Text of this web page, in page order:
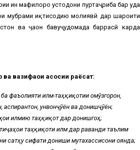
ин маҳфилҳоро устодони пуртаҷриба бар уҳда
мубрами иқтисодию молиявӣ дар шароити
ва ҷаҳон бавуҷудомада баррасӣ карда
вазифаҳои асосии раёсат:
фаъолияти илмӣ-таҳқиқотии омӯзгорон,
аспирантон, унвонҷӯён ва донишҷӯён;
илмию таҳқиқотӣ дар донишгоҳ;
таҳқиқоти илмӣ дар раванди таълим
сатҳу сифати дониши мутахассисони оянда;